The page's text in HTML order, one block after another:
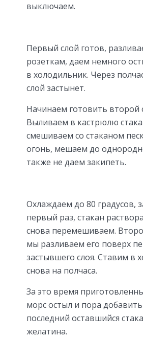
выключаем.
Первый слой готов,
розеткам, даем немного
в холодильник. Через
слой застынет.
Начинаем готовить второй
Выливаем в кастрюлю
смешиваем со стаканом
огонь, мешаем до
также не даем закипеть.
Охлаждаем до 80 градусов,
первый раз, стакан
снова перемешиваем.
мы разливаем его поверх
застывшего слоя. Ставим в
снова на полчаса.
За это время
морс остыл и пора
последний оставшийся
желатина.